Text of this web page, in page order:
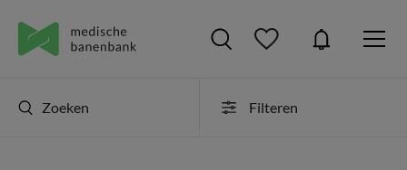
Zoeken Filteren